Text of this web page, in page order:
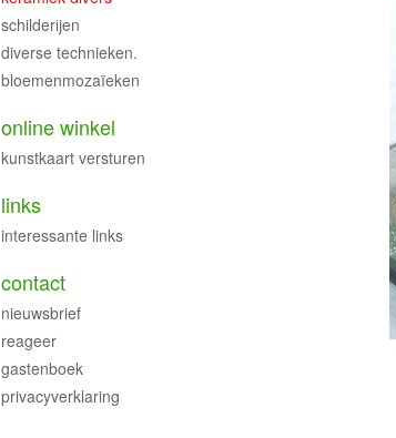
schilderijen
diverse technieken.
bloemenmozaïeken
online winkel
kunstkaart versturen
links
interessante links
contact
nieuwsbrief
reageer
gastenboek
privacyverklaring